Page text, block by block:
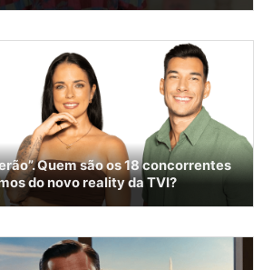
Quem são os 18 concorrentes
do novo reality da TVI?